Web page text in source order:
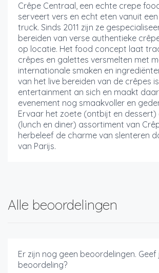
Crêpe Centraal, een echte crepe
serveert vers en echt eten vanuit
truck. Sinds 2011 zijn ze
bereiden van verse authentieke
op locatie. Het food concept laat
crêpes en galettes versmelten met
internationale smaken en
van het live bereiden van de crêpes
entertainment an sich en maakt
evenement nog smaakvoller en
Ervaar het zoete (ontbijt en dessert)
(lunch en diner) assortiment van
herbeleef de charme van slenteren
van Parijs.
Alle beoordelingen
Er zijn nog geen beoordelingen.
beoordeling?